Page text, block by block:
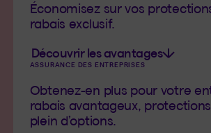
Économisez sur vos
rabais exclusif.
Découvrir les avantages
ASSURANCE DES ENTREPRISES
Obtenez-en plus pour votre
rabais avantageux,
plein d’options.